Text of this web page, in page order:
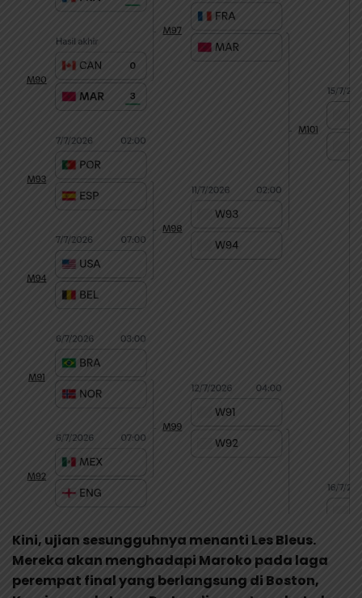
Kini, ujian sesungguhnya menanti Les Bleus.
Mereka akan menghadapi Maroko pada laga
perempat final yang berlangsung di Boston,